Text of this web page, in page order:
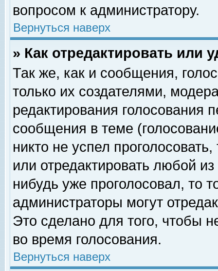
вопросом к администратору.
Вернуться наверх
» Как отредактировать или
Так же, как и сообщения,
только их создателями,
редактирования голосования
сообщения в теме
никто не успел
или отредактировать любой
нибудь уже проголосовал, то
администраторы могут
Это сделано для того, чтобы
во время голосования.
Вернуться наверх